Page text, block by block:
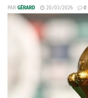
PAR GÉRARD 20/03/2026 0